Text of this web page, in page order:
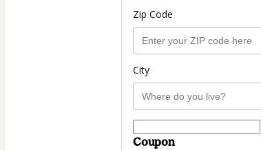
Zip Code
City
Coupon